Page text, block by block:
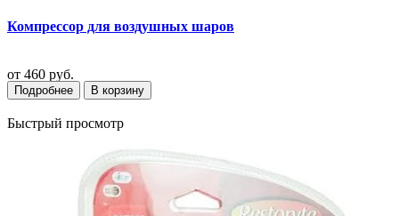
Компрессор для воздушных шаров
от 460 руб.
Подробнее В корзину
Быстрый просмотр